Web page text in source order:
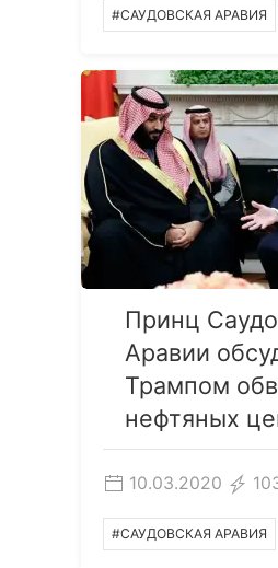
#САУДОВСКАЯ АРАВИЯ
Принц
Аравии
Трампом
нефтяных
10.03.2020
#САУДОВСКАЯ АРАВИЯ